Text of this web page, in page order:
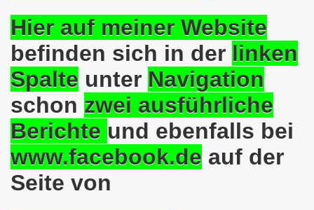
Hier auf meiner Website
befinden sich in der linken
Spalte unter Navigation
schon zwei ausführliche
Berichte und ebenfalls bei
www.facebook.de auf der
Seite von
am 13.02.2023: Aktiver Widerstand gegen
am 23.01.2023: Nebenkostenexplosion
im neuen Jahr 2023 am 23.01.2023 mit
Bewegung am 21.11.2022: Sofortiger Stopp des
Montagsdemo-Bewegung am 14.11.2022 auf dem
Protest gegen die Preissteigerungen und für